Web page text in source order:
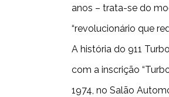
anos – trata-se do
“revolucionário que
A história do 911
com a inscrição
1974, no Salão